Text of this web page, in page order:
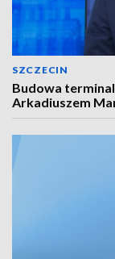
SZCZECIN
Budowa
Arkadiuszem